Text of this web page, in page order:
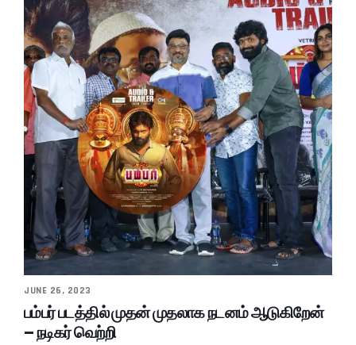
JUNE 26, 2023
பம்பர் படத்தில் முதன் முதலாக நடனம் ஆடுகிறேன்
– நடிகர் வெற்றி